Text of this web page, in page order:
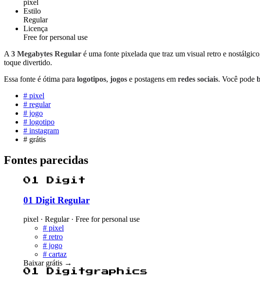
pixel
Estilo
Regular
Licença
Free for personal use
A 3 Megabytes Regular é uma fonte pixelada que traz um visual retro e
toque divertido.
Essa fonte é ótima para logotipos, jogos e postagens em redes sociais. Você pode
# pixel
# regular
# jogo
# logotipo
# instagram
# grátis
Fontes parecidas
01 Digit
01 Digit Regular
pixel · Regular · Free for personal use
# pixel
# retro
# jogo
# cartaz
Baixar grátis →
01 Digitgraphics